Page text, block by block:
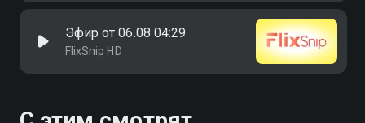
Эфир от 06.08 04:29
FlixSnip HD